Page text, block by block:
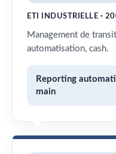
ETI INDUSTRIELLE ·
Management de
automatisation, cash.
Reporting
main